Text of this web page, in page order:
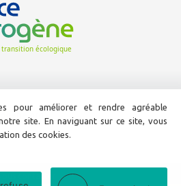
pour améliorer et rendre agréable
site. En naviguant sur ce site, vous
des cookies.